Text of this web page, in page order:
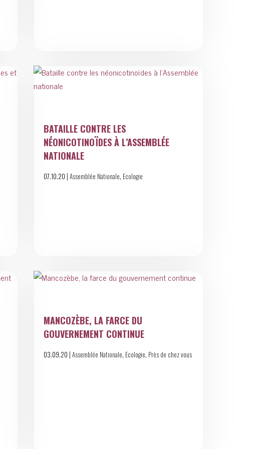
BATAILLE CONTRE LES
NÉONICOTINOÏDES À L’ASSEMBLÉE
NATIONALE
07.10.20 | Assemblée Nationale, Ecologie
MANCOZÈBE, LA FARCE DU
GOUVERNEMENT CONTINUE
03.09.20 | Assemblée Nationale, Ecologie, Près de chez vous